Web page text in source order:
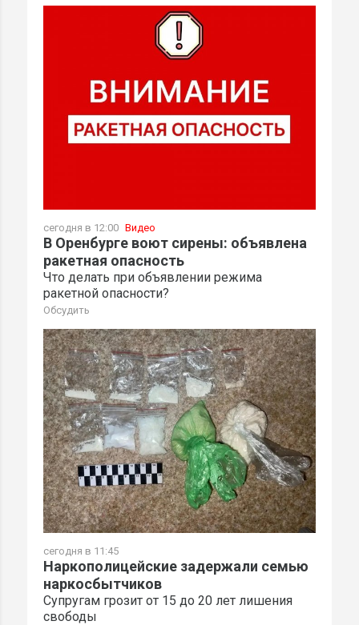
сегодня в 12:00 Видео
В Оренбурге воют сирены: объявлена
ракетная опасность
Что делать при объявлении режима
ракетной опасности?
Обсудить
сегодня в 11:45
Наркополицейские задержали семью
наркосбытчиков
Супругам грозит от 15 до 20 лет лишения
свободы